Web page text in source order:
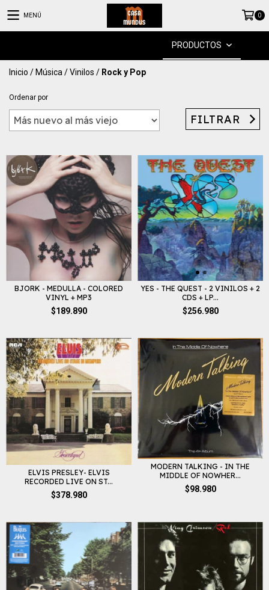
MENÚ 0
PRODUCTOS
Inicio / Música /Vinilos / Rock y Pop
Ordenar por
FILTRAR
BJORK - MEDULLA - COLORED
VINYL + MP3
$189.890
YES - THE QUEST - 2 VINILOS + 2
CDS + LP...
$256.980
ELVIS PRESLEY- ELVIS
RECORDED LIVE ON ST...
$378.980
MODERN TALKING - IN THE
MIDDLE OF NOWHER...
$98.980